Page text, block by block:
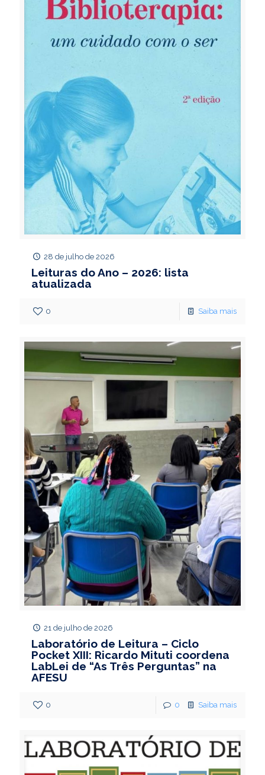
28 de julho de 2026
Leituras do Ano – 2026: lista
atualizada
0 Saiba mais
21 de julho de 2026
Laboratório de Leitura – Ciclo
Pocket XIII: Ricardo Mituti coordena
LabLei de “As Três Perguntas” na
AFESU
0 0 Saiba mais